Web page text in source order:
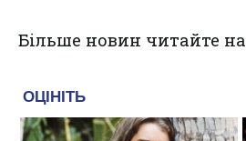
Більше новин читайте на